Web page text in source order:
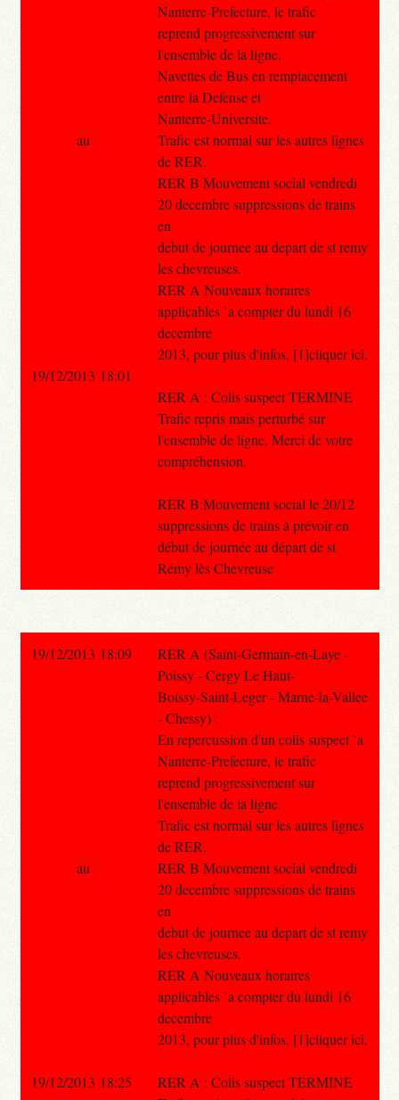
Nanterre-Prefecture, le trafic
reprend progressivement sur
l'ensemble de la ligne.
Navettes de Bus en remplacement
entre la Defense et
Nanterre-Universite.
Trafic est normal sur les autres lignes
de RER.
RER B Mouvement social vendredi
20 decembre suppressions de trains
en
debut de journee au depart de st remy
les chevreuses.
RER A Nouveaux horaires
applicables `a compter du lundi 16
decembre
2013, pour plus d'infos, [1]cliquer ici.
RER A : Colis suspect TERMINE
Trafic repris mais perturbé sur
l'ensemble de ligne. Merci de votre
compréhension.
RER B:Mouvement social le 20/12
suppressions de trains à prévoir en
début de journée au départ de st
Rémy lès Chevreuse
au
19/12/2013 18:01
19/12/2013 18:09
RER A (Saint-Germain-en-Laye -
Poissy - Cergy Le Haut-
Boissy-Saint-Leger - Marne-la-Vallee
- Chessy) :
En repercussion d'un colis suspect `a
Nanterre-Prefecture, le trafic
reprend progressivement sur
l'ensemble de la ligne.
Trafic est normal sur les autres lignes
de RER.
RER B Mouvement social vendredi
20 decembre suppressions de trains
en
debut de journee au depart de st remy
les chevreuses.
RER A Nouveaux horaires
applicables `a compter du lundi 16
decembre
2013, pour plus d'infos, [1]cliquer ici.
RER A : Colis suspect TERMINE
au
19/12/2013 18:25